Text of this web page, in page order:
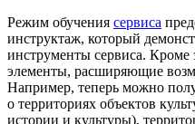
Режим обучения сервиса
инструктаж, который
инструменты сервиса.
элементы, расширяющие
Например, теперь можно
о территориях объектов
истории и культуры),